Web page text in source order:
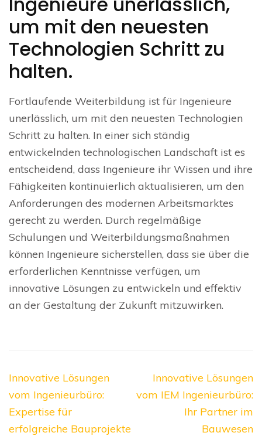
um mit den neuesten
Technologien Schritt zu
halten.
Fortlaufende Weiterbildung ist für Ingenieure
unerlässlich, um mit den neuesten Technologien
Schritt zu halten. In einer sich ständig
entwickelnden technologischen Landschaft ist es
entscheidend, dass Ingenieure ihr Wissen und ihre
Fähigkeiten kontinuierlich aktualisieren, um den
Anforderungen des modernen Arbeitsmarktes
gerecht zu werden. Durch regelmäßige
Schulungen und Weiterbildungsmaßnahmen
können Ingenieure sicherstellen, dass sie über die
erforderlichen Kenntnisse verfügen, um
innovative Lösungen zu entwickeln und effektiv
an der Gestaltung der Zukunft mitzuwirken.
Beitragsnavigation
Innovative Lösungen
vom Ingenieurbüro:
Expertise für
erfolgreiche Bauprojekte
Innovative Lösungen
vom IEM Ingenieurbüro:
Ihr Partner im
Bauwesen